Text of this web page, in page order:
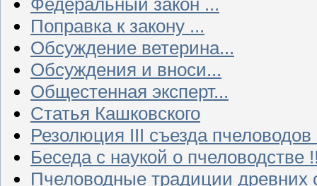
Поправка к закону ...
Обсуждение ветерина...
Обсуждения и вноси...
Общестенная эксперт...
Статья Кашковского
Резолюция III съезда
Беседа с наукой о пчеловодстве
Пчеловодные традиции древних